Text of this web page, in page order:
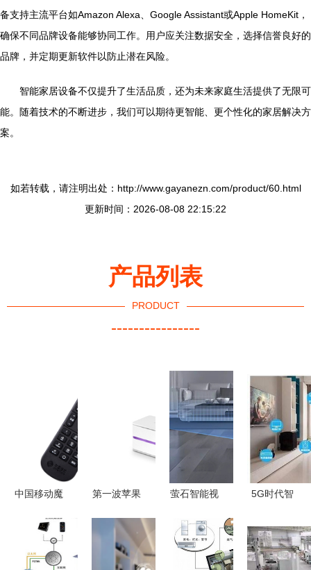
备支持主流平台如Amazon Alexa、Google Assistant或Apple HomeKit，
确保不同品牌设备能够协同工作。用户应关注数据安全，选择信誉良好的
品牌，并定期更新软件以防止潜在风险。
智能家居设备不仅提升了生活品质，还为未来家庭生活提供了无限可
能。随着技术的不断进步，我们可以期待更智能、更个性化的家居解决方
案。
如若转载，请注明出处：http://www.gayanezn.com/product/60.html
更新时间：2026-08-08 22:15:22
产品列表
PRODUCT
----------------
中国移动魔
顶盒
CM201-2
第一波苹果
能家居产品
来袭 开启
萤石智能视
人RS1荣
膺“红星奖”
5G时代智
革 从连接
到无感智能